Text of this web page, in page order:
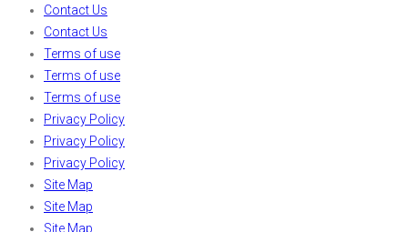
Contact Us
Contact Us
Terms of use
Terms of use
Terms of use
Privacy Policy
Privacy Policy
Privacy Policy
Site Map
Site Map
Site Map